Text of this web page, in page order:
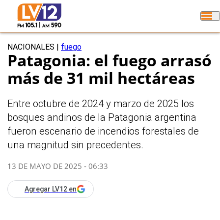
NACIONALES fuego
Patagonia: el fuego arrasó
más de 31 mil hectáreas
Entre octubre de 2024 y marzo de 2025 los
bosques andinos de la Patagonia argentina
fueron escenario de incendios forestales de
una magnitud sin precedentes.
13 DE MAYO DE 2025 - 06:33
Agregar LV12 en